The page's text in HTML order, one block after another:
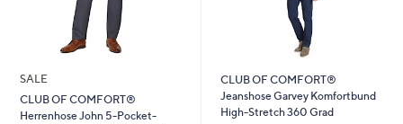
SALE
CLUB OF COMFORT®
Herrenhose John 5-Pocket-
CLUB OF COMFORT®
Jeanshose Garvey Komfortbund
High-Stretch 360 Grad